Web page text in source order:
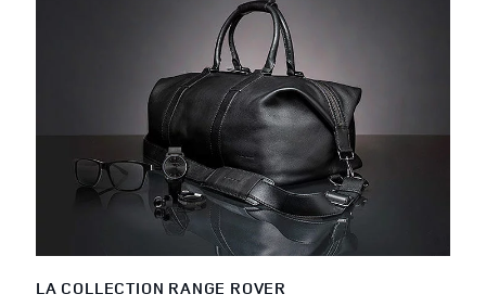
LA COLLECTION RANGE ROVER